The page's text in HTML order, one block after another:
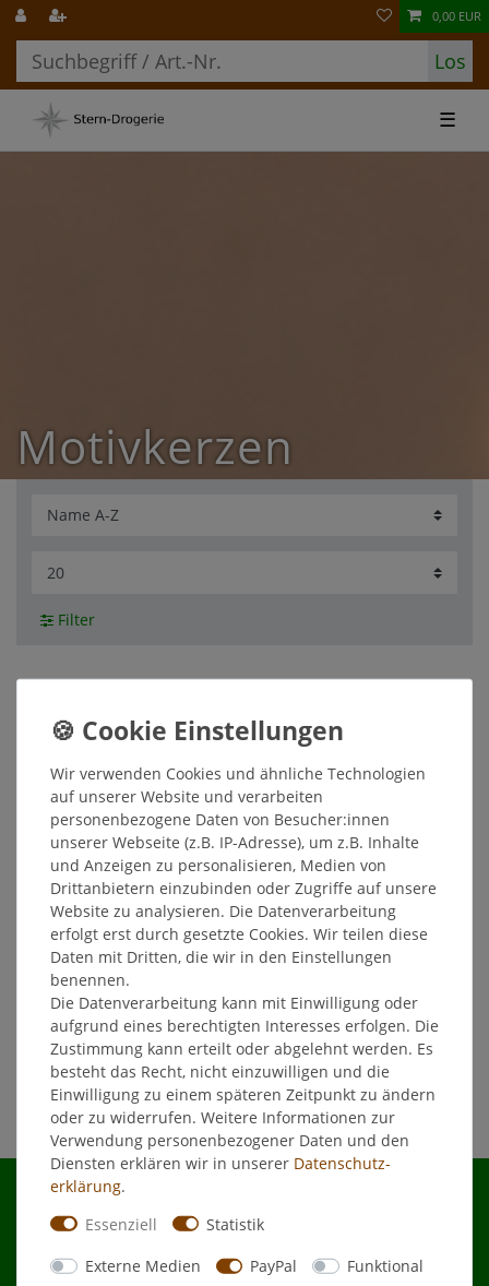
Los
0,00 EUR
☰
Motivkerzen
Filter
Stimmung“ B 120 x T 50 x H 100
10,35 € *
In den Warenkorb
*inkl. ges. MwSt. zzgl.Versandkosten
Stumpen Serie „Winter-Eule“ Ø 70 x
H 150 einzeln verpackt
10,75 € *
In den Warenkorb
*inkl. ges. MwSt. zzgl. Versandkosten
Shop
Wir verwenden Cookies und ähnliche Technologien
auf unserer Website und verarbeiten
personenbezogene Daten von Besucher:innen
unserer Webseite (z.B. IP-Adresse), um z.B. Inhalte
und Anzeigen zu personalisieren, Medien von
Drittanbietern einzubinden oder Zugriffe auf unsere
Website zu analysieren. Die Datenverarbeitung
erfolgt erst durch gesetzte Cookies. Wir teilen diese
Daten mit Dritten, die wir in den Einstellungen
benennen.
Die Datenverarbeitung kann mit Einwilligung oder
aufgrund eines berechtigten Interesses erfolgen. Die
Zustimmung kann erteilt oder abgelehnt werden. Es
besteht das Recht, nicht einzuwilligen und die
Einwilligung zu einem späteren Zeitpunkt zu ändern
oder zu widerrufen. Weitere Informationen zur
Verwendung personenbezogener Daten und den
Diensten erklären wir in unserer Daten­schutz­
erklärung.
Essenziell
Statistik
Externe Medien PayPal Funktional